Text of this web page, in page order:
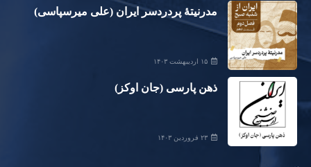
مدرنیتۀ پردردسر ایران (علی میرسپاسی)
۱۵ اردیبهشت ۱۴۰۳
ذهن پارسی (جان اوکز)
۲۳ فروردین ۱۴۰۳